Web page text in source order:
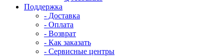
Поддержка
- Доставка
- Оплата
- Возврат
- Как заказать
- Сервисные центры